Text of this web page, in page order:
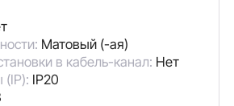
Матовый (-ая)
в кабель-канал: Нет
(IP): IP20